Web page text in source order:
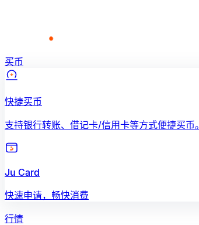
买币
快捷买币
支持银行转账、借记卡/信用卡等方式便捷买币。
Ju Card
快速申请，畅快消费
行情